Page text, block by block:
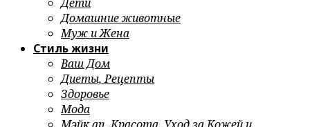
Домашние животные
Муж и Жена
Стиль жизни
Ваш Дом
Диеты, Рецепты
Здоровье
Мода